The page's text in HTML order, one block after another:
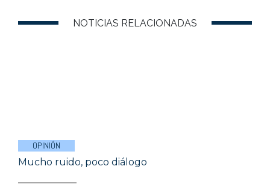
NOTICIAS RELACIONADAS
OPINIÓN
Mucho ruido, poco diálogo